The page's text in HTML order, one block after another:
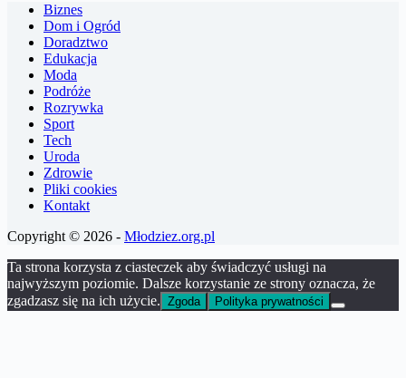
Biznes
Dom i Ogród
Doradztwo
Edukacja
Moda
Podróże
Rozrywka
Sport
Tech
Uroda
Zdrowie
Pliki cookies
Kontakt
Copyright © 2026 - Młodziez.org.pl
Ta strona korzysta z ciasteczek aby świadczyć usługi na
najwyższym poziomie. Dalsze korzystanie ze strony oznacza, że
zgadzasz się na ich użycie. Zgoda Polityka prywatności